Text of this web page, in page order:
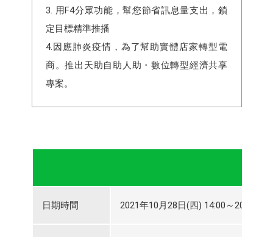
3. 用F4分眾功能，幫您節省訊息量支出，鎖
定目標精準推播
4.因應肺炎疫情，為了幫助實體店家轉型電
商。推出天助自助人助・數位轉型經濟共享
專案。
日期時間 2021年10月28日(四) 14:00～2021年